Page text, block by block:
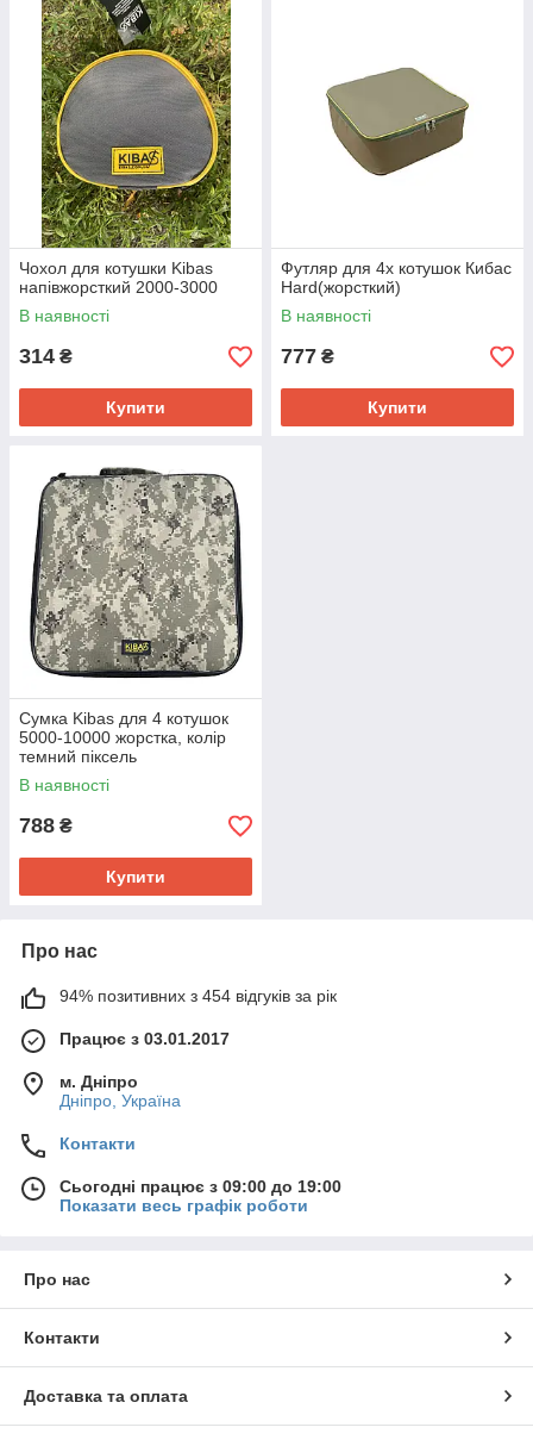
Чохол для котушки Kibas
напівжорсткий 2000-3000
В наявності
314 ₴
Купити
Футляр для 4х котушок Кибас
Hard(жорсткий)
В наявності
777 ₴
Купити
Сумка Kibas для 4 котушок
5000-10000 жорстка, колір
темний піксель
В наявності
788 ₴
Купити
Про нас
94% позитивних з 454 відгуків за рік
Працює з 03.01.2017
м. Дніпро
Дніпро, Україна
Контакти
Сьогодні працює з 09:00 до 19:00
Показати весь графік роботи
Про нас
Контакти
Доставка та оплата